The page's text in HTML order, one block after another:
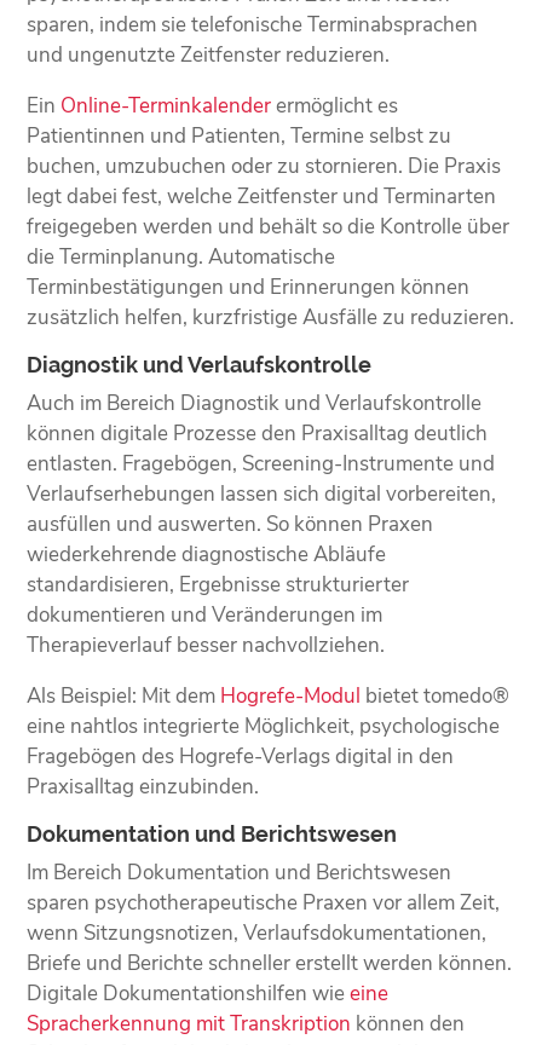
sparen, indem sie telefonische Terminabsprachen
und ungenutzte Zeitfenster reduzieren.
Ein Online-Terminkalenderermöglicht es
Patientinnen und Patienten, Termine selbst zu
buchen, umzubuchen oder zu stornieren. Die Praxis
legt dabei fest, welche Zeitfenster und Terminarten
freigegeben werden und behält so die Kontrolle über
die Terminplanung. Automatische
Terminbestätigungen und Erinnerungen können
zusätzlich helfen, kurzfristige Ausfälle zu reduzieren.
Diagnostik und Verlaufskontrolle
Auch im Bereich Diagnostik und Verlaufskontrolle
können digitale Prozesse den Praxisalltag deutlich
entlasten. Fragebögen, Screening-Instrumente und
Verlaufserhebungen lassen sich digital vorbereiten,
ausfüllen und auswerten. So können Praxen
wiederkehrende diagnostische Abläufe
standardisieren, Ergebnisse strukturierter
dokumentieren und Veränderungen im
Therapieverlauf besser nachvollziehen.
Als Beispiel: Mit dem Hogrefe-Modul bietet tomedo®
eine nahtlos integrierte Möglichkeit, psychologische
Fragebögen des Hogrefe-Verlags digital in den
Praxisalltag einzubinden.
Dokumentation und Berichtswesen
Im Bereich Dokumentation und Berichtswesen
sparen psychotherapeutische Praxen vor allem Zeit,
wenn Sitzungsnotizen, Verlaufsdokumentationen,
Briefe und Berichte schneller erstellt werden können.
Digitale Dokumentationshilfen wieeine
Spracherkennung mit Transkription können den